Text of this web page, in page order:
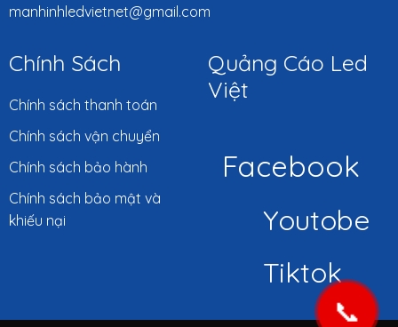
manhinhledvietnet@gmail.com
Chính Sách
Chính sách thanh toán
Chính sách vận chuyển
Chính sách bảo hành
Chính sách bảo mật và
khiếu nại
Quảng Cáo Led
Việt
Facebook
Youtobe
Tiktok
📞